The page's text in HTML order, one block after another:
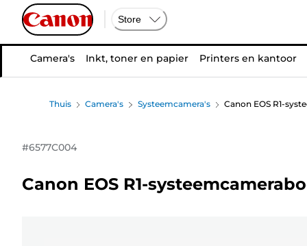
Store
Camera's Inkt, toner en papier Printers en kantoor
Thuis Camera's Systeemcamera's Canon EOS R1-
#6577C004
Canon EOS R1-